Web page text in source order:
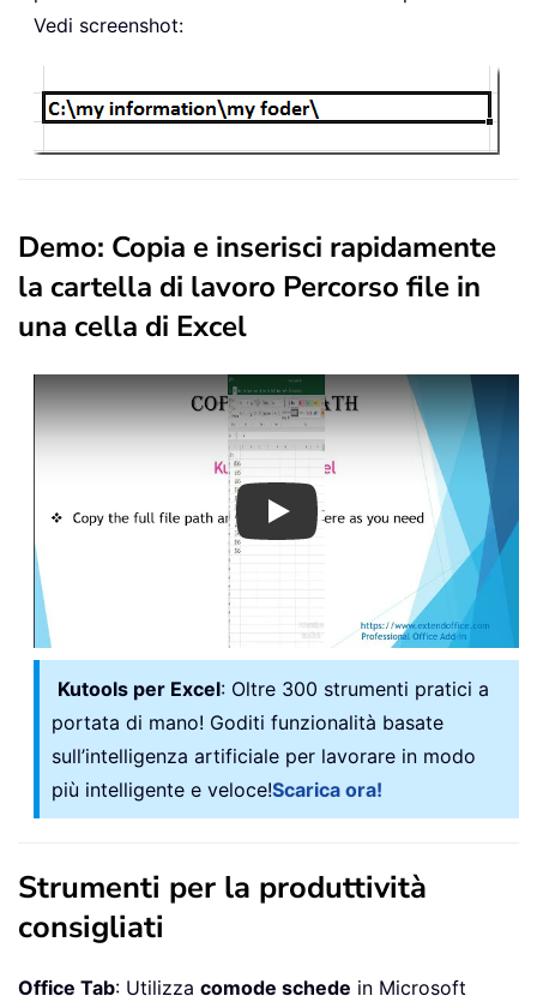
Vedi screenshot:
Demo: Copia e inserisci rapidamente
la cartella di lavoro Percorso file in
una cella di Excel
Play
Kutools per Excel: Oltre 300 strumenti pratici a
portata di mano! Goditi funzionalità basate
sull’intelligenza artificiale per lavorare in modo
più intelligente e veloce!Scarica ora!
Strumenti per la produttività
consigliati
Office Tab: Utilizza comode schede in Microsoft